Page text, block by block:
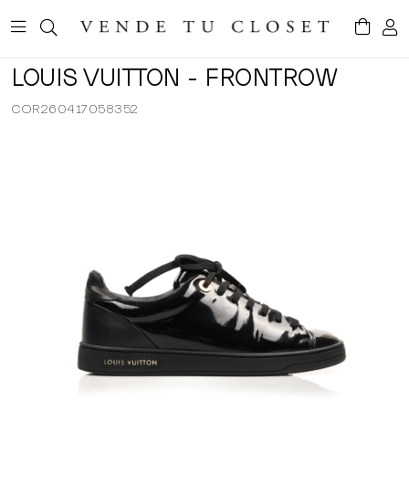
LOUIS VUITTON - FRONTROW
COR260417058352